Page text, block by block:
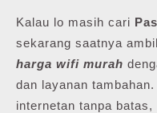
Kalau lo masih cari
sekarang saatnya
harga wifi murah
dan layanan
internetan tanpa batas,